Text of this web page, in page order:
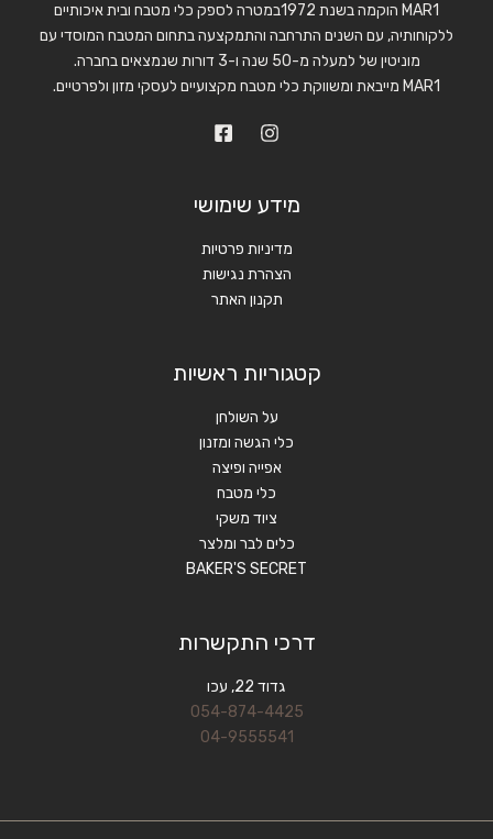
MAR1 הוקמה בשנת 1972במטרה לספק כלי מטבח ובית איכותיים
ללקוחותיה, עם השנים התרחבה והתמקצעה בתחום המטבח המוסדי עם
מוניטין של למעלה מ-50 שנה ו-3 דורות שנמצאים בחברה.
MAR1 מייבאת ומשווקת כלי מטבח מקצועיים לעסקי מזון ולפרטיים.
מידע שימושי
מדיניות פרטיות
הצהרת נגישות
תקנון האתר
קטגוריות ראשיות
על השולחן
כלי הגשה ומזנון
אפייה ופיצה
כלי מטבח
ציוד משקי
כלים לבר ומלצר
BAKER'S SECRET
דרכי התקשרות
גדוד 22, עכו
054-874-4425
04-9555541